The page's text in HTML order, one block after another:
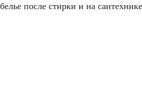
белье после стирки и на